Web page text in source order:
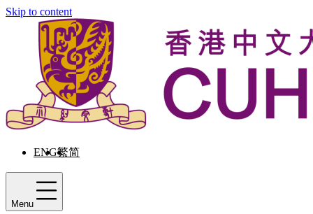
Skip to content
ENG繁简
Menu